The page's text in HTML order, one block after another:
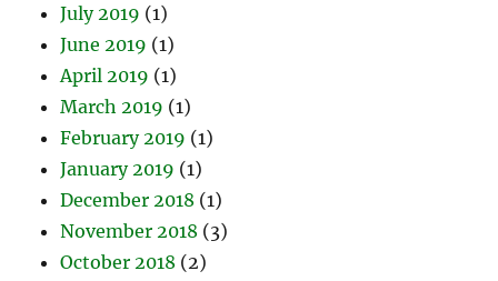
July 2019 (1)
June 2019 (1)
April 2019 (1)
March 2019 (1)
February 2019 (1)
January 2019 (1)
December 2018 (1)
November 2018 (3)
October 2018 (2)